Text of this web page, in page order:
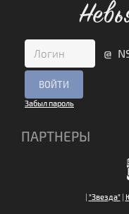
@
Забыл пароль
ПАРТНЕРЫ
| "Звезда"|